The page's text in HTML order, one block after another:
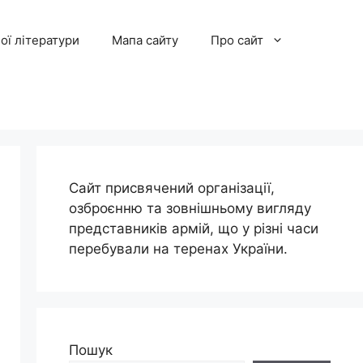
літератури Мапа сайту Про сайт
Сайт присвячений організації,
озброєнню та зовнішньому вигляду
представників армій, що у різні часи
перебували на теренах України.
Пошук